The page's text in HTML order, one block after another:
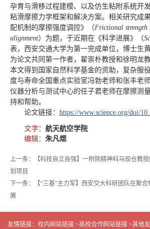
孕育与滑移过程建模、以及仿生粘附系统开
粘滑摩擦力学框架和解决方案。相关研究成
配机制的摩擦强度调控》（Frictional strength
alignment）为题，于近期在《科学进展》（
表，西安交通大学为第一完成单位，博士生
为论文共同第一作者，翟崇朴教授和徐明龙
本文得到国家自然科学基金的资助，复杂服
度与寿命全国重点实验室冯勃老师和张丰老
仪器分析与测试中心的任子君老师在摩擦测
持和帮助。
论文链接： https://www.science.org/doi/
文字： 航天航空学院
编辑： 朱凡煜
上一条：【科技自立自强】一附院精神科马现仓教
划项目
下一条：【“三基”主力军】西安交大科研团队在聚
展
友情链接： 校内网站链接 >高校合作网站链接 >其他